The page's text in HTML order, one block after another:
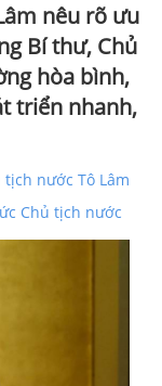
nêu rõ ưu
Bí thư, Chủ
hòa bình,
triển nhanh,
nước Tô Lâm
Chủ tịch nước